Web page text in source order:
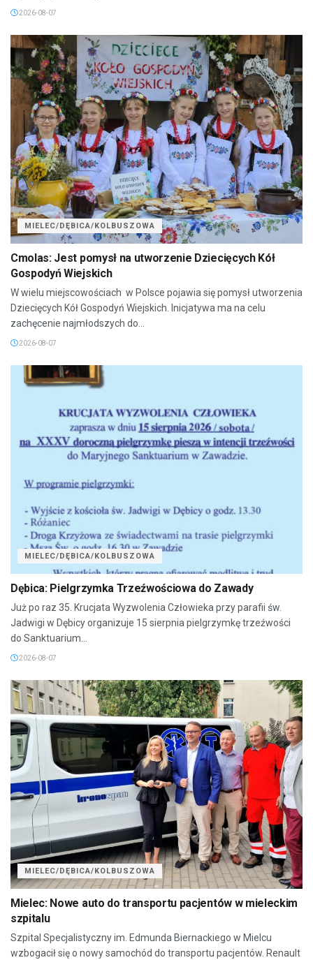
2026-08-07
MIELEC/DĘBICA/KOLBUSZOWA
Cmolas: Jest pomysł na utworzenie Dziecięcych Kół
Gospodyń Wiejskich
W wielu miejscowościach w Polsce pojawia się pomysł utworzenia
Dziecięcych Kół Gospodyń Wiejskich. Inicjatywa ma na celu
zachęcenie najmłodszych do...
2026-08-07
MIELEC/DĘBICA/KOLBUSZOWA
Dębica: Pielgrzymka Trzeźwościowa do Zawady
Już po raz 35. Krucjata Wyzwolenia Człowieka przy parafii św.
Jadwigi w Dębicy organizuje 15 sierpnia pielgrzymkę trzeźwości
do Sanktuarium...
2026-08-07
MIELEC/DĘBICA/KOLBUSZOWA
Mielec: Nowe auto do transportu pacjentów w mieleckim
szpitalu
Szpital Specjalistyczny im. Edmunda Biernackiego w Mielcu
wzbogacił się o nowy samochód do transportu pacjentów. Renault